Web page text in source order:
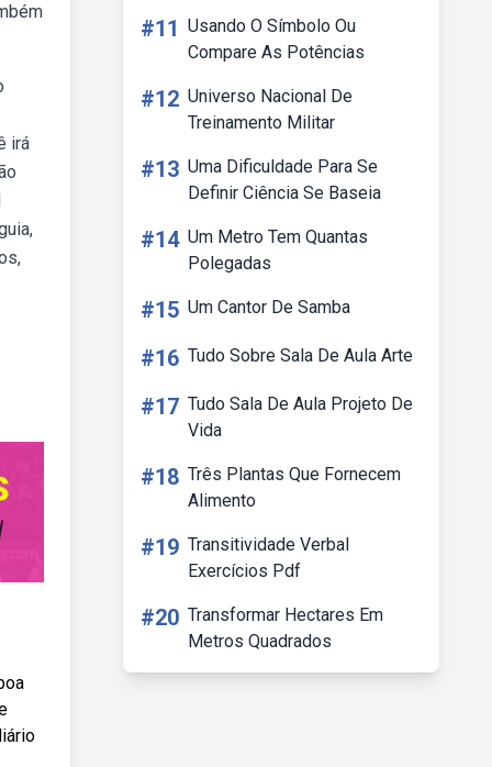
irá
#11 Usando O Símbolo Ou
Compare As Potências
#12 Universo Nacional De
Treinamento Militar
#13 Uma Dificuldade Para Se
Definir Ciência Se Baseia
#14 Um Metro Tem Quantas
Polegadas
#15 Um Cantor De Samba
#16 Tudo Sobre Sala De Aula Arte
#17 Tudo Sala De Aula Projeto De
Vida
#18 Três Plantas Que Fornecem
Alimento
#19 Transitividade Verbal
Exercícios Pdf
#20 Transformar Hectares Em
Metros Quadrados